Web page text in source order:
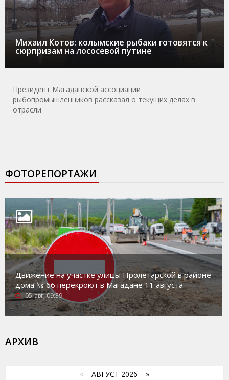
Михаил Котов: колымские рыбаки готовятся к
сюрпризам на лососевой путине
Президент Магаданской ассоциации
рыбопромышленников рассказал о текущих делах в
отрасли
ФОТОРЕПОРТАЖИ
Движение на участке улицы Пролетарской в районе
дома № 66 перекроют в Магадане 11 августа
05-авг, 09:39
АРХИВ
« АВГУСТ 2026 »